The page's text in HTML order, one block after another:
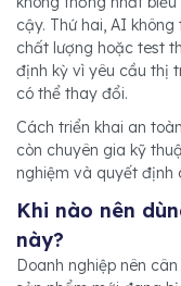
cậy. Thứ hai, AI
chất lượng hoặc test
định kỳ vì yêu cầu thị
có thể thay đổi.
Cách triển khai an
còn chuyên gia kỹ
nghiệm và quyết định
Khi nào nên
này?
Doanh nghiệp nên